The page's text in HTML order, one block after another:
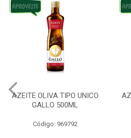
AZEITE OLIVA TIPO UNICO
GALLO 250ML
Código: 969795